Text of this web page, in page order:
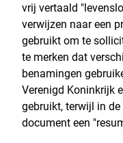
vrij vertaald
verwijzen naar een
gebruikt om te
te merken dat
benamingen
Verenigd Koninkrijk
gebruikt, terwijl in
document een